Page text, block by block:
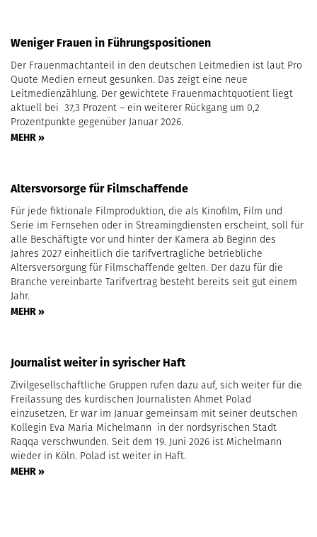
Weniger Frauen in Führungspositionen
Der Frauenmachtanteil in den deutschen Leitmedien ist laut Pro
Quote Medien erneut gesunken. Das zeigt eine neue
Leitmedienzählung. Der gewichtete Frauenmachtquotient liegt
aktuell bei 37,3 Prozent – ein weiterer Rückgang um 0,2
Prozentpunkte gegenüber Januar 2026.
MEHR »
Altersvorsorge für Filmschaffende
Für jede fiktionale Filmproduktion, die als Kinofilm, Film und
Serie im Fernsehen oder in Streamingdiensten erscheint, soll für
alle Beschäftigte vor und hinter der Kamera ab Beginn des
Jahres 2027 einheitlich die tarifvertragliche betriebliche
Altersversorgung für Filmschaffende gelten. Der dazu für die
Branche vereinbarte Tarifvertrag besteht bereits seit gut einem
Jahr.
MEHR »
Journalist weiter in syrischer Haft
Zivilgesellschaftliche Gruppen rufen dazu auf, sich weiter für die
Freilassung des kurdischen Journalisten Ahmet Polad
einzusetzen. Er war im Januar gemeinsam mit seiner deutschen
Kollegin Eva Maria Michelmann in der nordsyrischen Stadt
Raqqa verschwunden. Seit dem 19. Juni 2026 ist Michelmann
wieder in Köln. Polad ist weiter in Haft.
MEHR »